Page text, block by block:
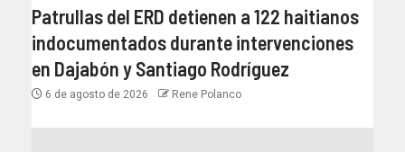
Patrullas del ERD detienen a 122 haitianos
indocumentados durante intervenciones
en Dajabón y Santiago Rodríguez
6 de agosto de 2026 Rene Polanco